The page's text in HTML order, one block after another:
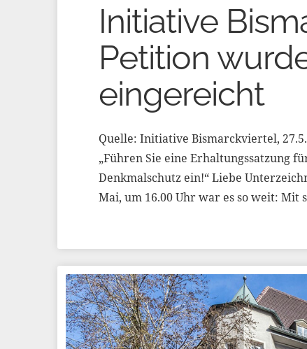
Initiative
Petition
eingereicht
Quelle: Initiative Bismarckviertel,
„Führen Sie eine Erhaltungssatzung
Denkmalschutz ein!“ Liebe
Mai, um 16.00 Uhr war es so weit: Mit